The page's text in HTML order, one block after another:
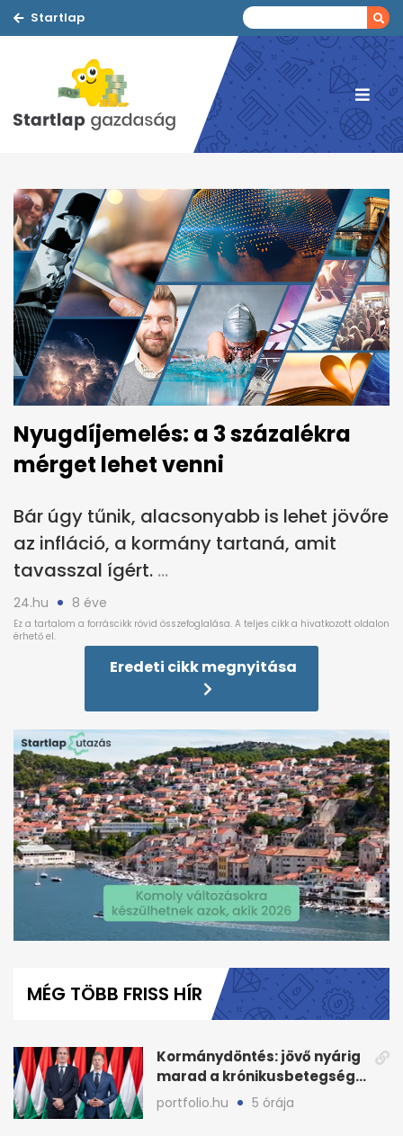
Startlap
Nyugdíjemelés: a 3 százalékra
mérget lehet venni
Bár úgy tűnik, alacsonyabb is lehet jövőre
az infláció, a kormány tartaná, amit
tavasszal ígért.
24.hu 8 éve
Eredeti cikk megnyitása
minutes,
14MÉG TÖBB FRISS HÍR
Kormánydöntés: jövő nyárig
marad a krónikusbetegség-
menedzsment
portfolio.hu 5 órája